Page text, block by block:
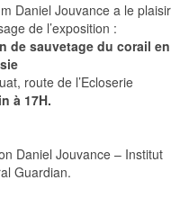
Daniel Jouvance a le plaisir
de l’exposition :
de sauvetage du corail en
route de l’Ecloserie
à 17H.
Daniel Jouvance – Institut
Guardian.